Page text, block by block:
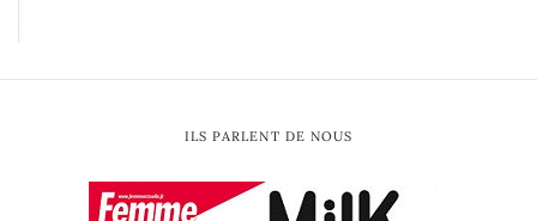
ILS PARLENT DE NOUS